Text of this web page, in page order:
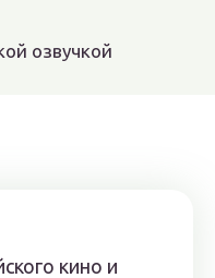
озвучкой
кино и